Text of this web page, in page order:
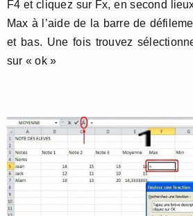
F4 et cliquez sur Fx, en second
Max à l’aide de la barre de
et bas. Une fois trouvez
sur « ok »